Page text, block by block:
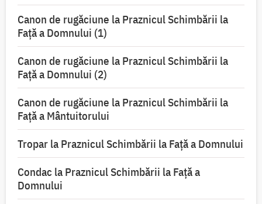
Canon de rugăciune la Praznicul Schimbării la
Faţă a Domnului (1)
Canon de rugăciune la Praznicul Schimbării la
Faţă a Domnului (2)
Canon de rugăciune la Praznicul Schimbării la
Față a Mântuitorului
Tropar la Praznicul Schimbării la Faţă a Domnului
Condac la Praznicul Schimbării la Faţă a
Domnului